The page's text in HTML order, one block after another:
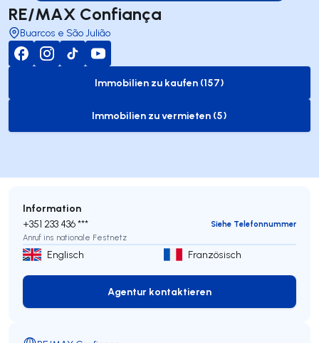
RE/MAX Confiança
Buarcos e São Julião
to-buy-listing
Immobilien zu kaufen (157)
to-rent-listing
Immobilien zu vermieten (5)
Information
+351 233 436 ***
Siehe Telefonnummer
Anruf ins nationale Festnetz
Englisch Französisch
Agentur kontaktieren
Agentur kontaktieren